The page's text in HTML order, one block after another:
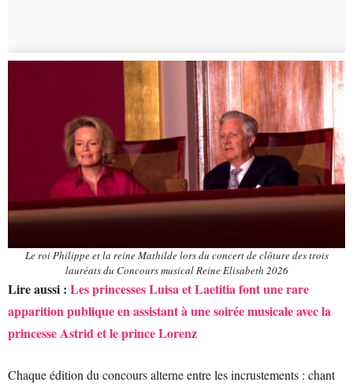
Le roi Philippe et la reine Mathilde lors du concert de clôture des trois
lauréats du Concours musical Reine Elisabeth 2026
Lire aussi : Les princesses Luisa et Laetitia font une rare
apparition publique en assistant à une soirée musicale avec la
princesse Astrid et le prince Lorenz
Chaque édition du concours alterne entre les incrustements : chant